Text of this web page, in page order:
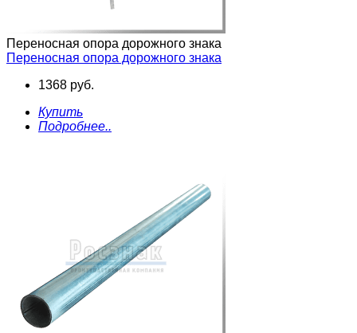
Переносная опора дорожного знака
Переносная опора дорожного знака
1368 руб.
Купить
Подробнее..